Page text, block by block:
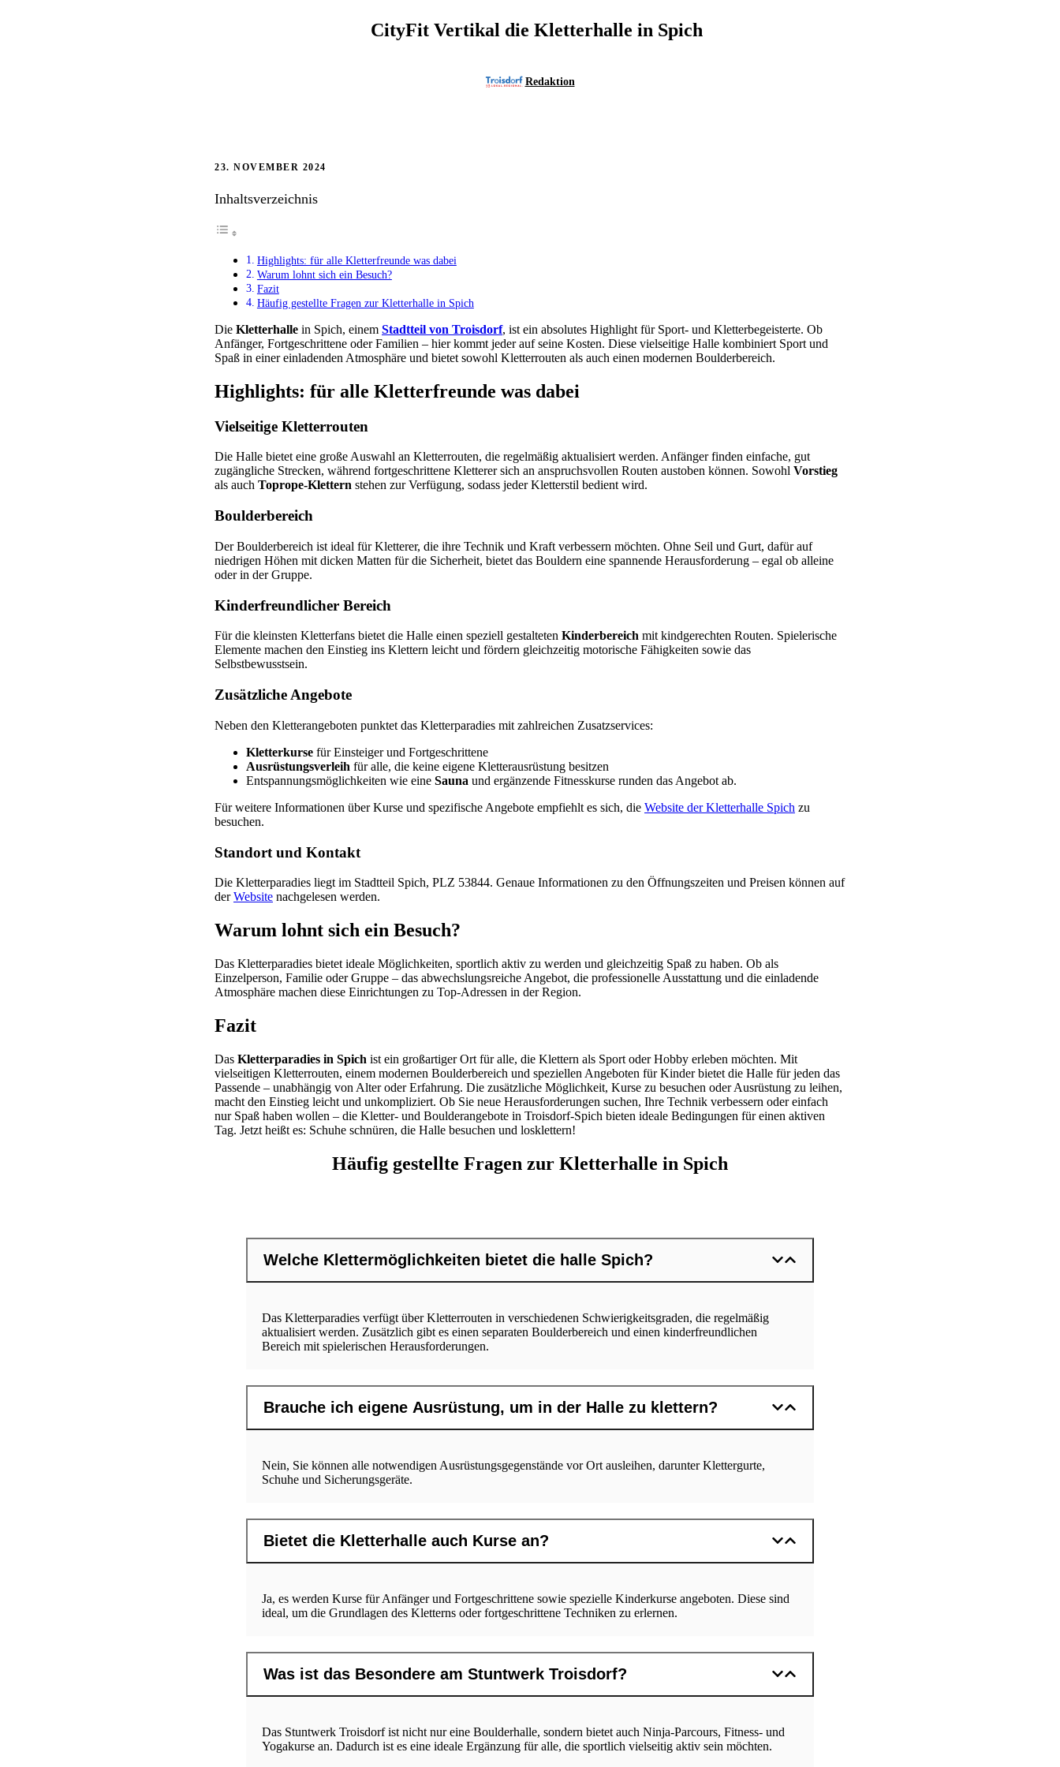
CityFit Vertikal die Kletterhalle in Spich
Redaktion
23. NOVEMBER 2024
Inhaltsverzeichnis
Highlights: für alle Kletterfreunde was dabei
Warum lohnt sich ein Besuch?
Fazit
Häufig gestellte Fragen zur Kletterhalle in Spich
Die Kletterhalle in Spich, einem Stadtteil von Troisdorf, ist ein absolutes Highlight für Sport- und Kletterbegeisterte. Ob
Anfänger, Fortgeschrittene oder Familien – hier kommt jeder auf seine Kosten. Diese vielseitige Halle kombiniert Sport und
Spaß in einer einladenden Atmosphäre und bietet sowohl Kletterrouten als auch einen modernen Boulderbereich.
Highlights: für alle Kletterfreunde was dabei
Vielseitige Kletterrouten
Die Halle bietet eine große Auswahl an Kletterrouten, die regelmäßig aktualisiert werden. Anfänger finden einfache, gut
zugängliche Strecken, während fortgeschrittene Kletterer sich an anspruchsvollen Routen austoben können. Sowohl Vorstieg
als auch Toprope-Klettern stehen zur Verfügung, sodass jeder Kletterstil bedient wird.
Boulderbereich
Der Boulderbereich ist ideal für Kletterer, die ihre Technik und Kraft verbessern möchten. Ohne Seil und Gurt, dafür auf
niedrigen Höhen mit dicken Matten für die Sicherheit, bietet das Bouldern eine spannende Herausforderung – egal ob alleine
oder in der Gruppe.
Kinderfreundlicher Bereich
Für die kleinsten Kletterfans bietet die Halle einen speziell gestalteten Kinderbereich mit kindgerechten Routen. Spielerische
Elemente machen den Einstieg ins Klettern leicht und fördern gleichzeitig motorische Fähigkeiten sowie das
Selbstbewusstsein.
Zusätzliche Angebote
Neben den Kletterangeboten punktet das Kletterparadies mit zahlreichen Zusatzservices:
Kletterkurse für Einsteiger und Fortgeschrittene
Ausrüstungsverleih für alle, die keine eigene Kletterausrüstung besitzen
Entspannungsmöglichkeiten wie eine Sauna und ergänzende Fitnesskurse runden das Angebot ab.
Für weitere Informationen über Kurse und spezifische Angebote empfiehlt es sich, die Website der Kletterhalle Spich zu
besuchen.
Standort und Kontakt
Die Kletterparadies liegt im Stadtteil Spich, PLZ 53844. Genaue Informationen zu den Öffnungszeiten und Preisen können auf
derWebsite nachgelesen werden.
Warum lohnt sich ein Besuch?
Das Kletterparadies bietet ideale Möglichkeiten, sportlich aktiv zu werden und gleichzeitig Spaß zu haben. Ob als
Einzelperson, Familie oder Gruppe – das abwechslungsreiche Angebot, die professionelle Ausstattung und die einladende
Atmosphäre machen diese Einrichtungen zu Top-Adressen in der Region.
Fazit
Das Kletterparadies in Spich ist ein großartiger Ort für alle, die Klettern als Sport oder Hobby erleben möchten. Mit
vielseitigen Kletterrouten, einem modernen Boulderbereich und speziellen Angeboten für Kinder bietet die Halle für jeden das
Passende – unabhängig von Alter oder Erfahrung. Die zusätzliche Möglichkeit, Kurse zu besuchen oder Ausrüstung zu leihen,
macht den Einstieg leicht und unkompliziert. Ob Sie neue Herausforderungen suchen, Ihre Technik verbessern oder einfach
nur Spaß haben wollen – die Kletter- und Boulderangebote in Troisdorf-Spich bieten ideale Bedingungen für einen aktiven
Tag. Jetzt heißt es: Schuhe schnüren, die Halle besuchen und losklettern!
Häufig gestellte Fragen zur Kletterhalle in Spich
Welche Klettermöglichkeiten bietet die halle Spich?
Das Kletterparadies verfügt über Kletterrouten in verschiedenen Schwierigkeitsgraden, die regelmäßig
aktualisiert werden. Zusätzlich gibt es einen separaten Boulderbereich und einen kinderfreundlichen
Bereich mit spielerischen Herausforderungen.
Brauche ich eigene Ausrüstung, um in der Halle zu klettern?
Nein, Sie können alle notwendigen Ausrüstungsgegenstände vor Ort ausleihen, darunter Klettergurte,
Schuhe und Sicherungsgeräte.
Bietet die Kletterhalle auch Kurse an?
Ja, es werden Kurse für Anfänger und Fortgeschrittene sowie spezielle Kinderkurse angeboten. Diese sind
ideal, um die Grundlagen des Kletterns oder fortgeschrittene Techniken zu erlernen.
Was ist das Besondere am Stuntwerk Troisdorf?
Das Stuntwerk Troisdorf ist nicht nur eine Boulderhalle, sondern bietet auch Ninja-Parcours, Fitness- und
Yogakurse an. Dadurch ist es eine ideale Ergänzung für alle, die sportlich vielseitig aktiv sein möchten.